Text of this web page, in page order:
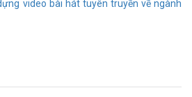
video bài hát tuyên truyền về ngành